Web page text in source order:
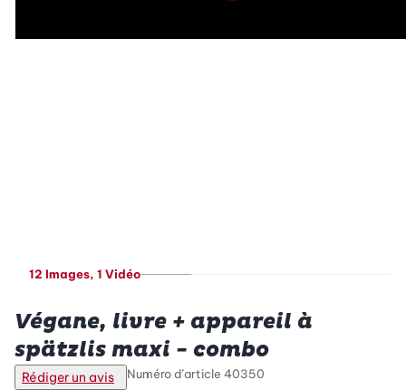
12 Images, 1 Vidéo
Végane, livre + appareil à
spätzlis maxi - combo
Rédiger un avis Numéro d’article 40350